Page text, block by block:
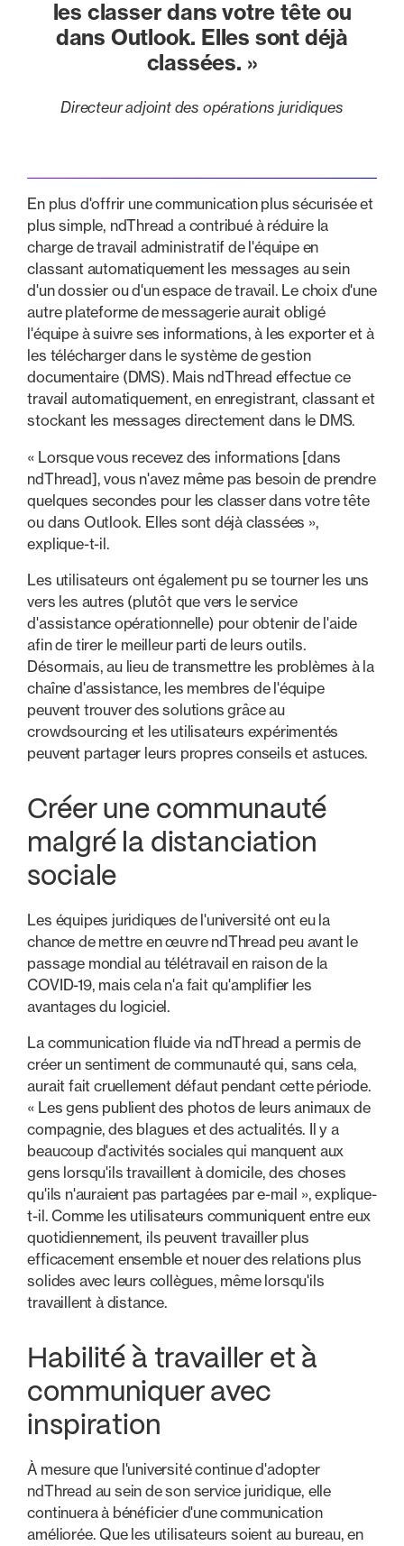
les classer dans votre tête ou
dans Outlook. Elles sont déjà
classées. »
Directeur adjoint des opérations juridiques
En plus d'offrir une communication plus sécurisée et
plus simple, ndThread a contribué à réduire la
charge de travail administratif de l'équipe en
classant automatiquement les messages au sein
d'un dossier ou d'un espace de travail. Le choix d'une
autre plateforme de messagerie aurait obligé
l'équipe à suivre ses informations, à les exporter et à
les télécharger dans le système de gestion
documentaire (DMS). Mais ndThread effectue ce
travail automatiquement, en enregistrant, classant et
stockant les messages directement dans le DMS.
« Lorsque vous recevez des informations [dans
ndThread], vous n'avez même pas besoin de prendre
quelques secondes pour les classer dans votre tête
ou dans Outlook. Elles sont déjà classées »,
explique-t-il.
Les utilisateurs ont également pu se tourner les uns
vers les autres (plutôt que vers le service
d'assistance opérationnelle) pour obtenir de l'aide
afin de tirer le meilleur parti de leurs outils.
Désormais, au lieu de transmettre les problèmes à la
chaîne d'assistance, les membres de l'équipe
peuvent trouver des solutions grâce au
crowdsourcing et les utilisateurs expérimentés
peuvent partager leurs propres conseils et astuces.
Créer une communauté
malgré la distanciation
sociale
Les équipes juridiques de l'université ont eu la
chance de mettre en œuvre ndThread peu avant le
passage mondial au télétravail en raison de la
COVID-19, mais cela n'a fait qu'amplifier les
avantages du logiciel.
La communication fluide via ndThread a permis de
créer un sentiment de communauté qui, sans cela,
aurait fait cruellement défaut pendant cette période.
« Les gens publient des photos de leurs animaux de
compagnie, des blagues et des actualités. Il y a
beaucoup d'activités sociales qui manquent aux
gens lorsqu'ils travaillent à domicile, des choses
qu'ils n'auraient pas partagées par e-mail », explique-
t-il. Comme les utilisateurs communiquent entre eux
quotidiennement, ils peuvent travailler plus
efficacement ensemble et nouer des relations plus
solides avec leurs collègues, même lorsqu'ils
travaillent à distance.
Habilité à travailler et à
communiquer avec
inspiration
À mesure que l'université continue d'adopter
ndThread au sein de son service juridique, elle
continuera à bénéficier d'une communication
améliorée. Que les utilisateurs soient au bureau, en